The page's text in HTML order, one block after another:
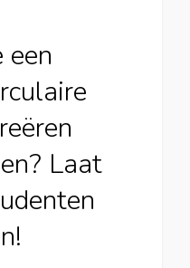
Laat